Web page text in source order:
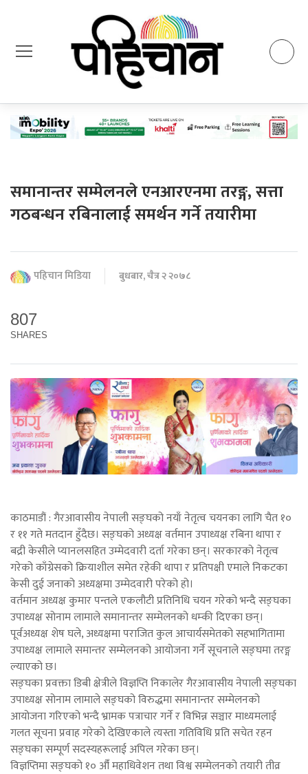
समानान्तर सम्मेलनले एनआरएनमा तरङ्ग, सत्ता
गठबन्धन रबिनालाई समर्थन गर्ने तयारीमा
पहिचान मिडिया बुधबार, चैत्र २ २०७८
807
SHARES
काठमाडौं : गैरआवासीय नेपाली सङ्घको नयाँ नेतृत्व चयनका लागि चैत १०
र ११ गते मतदान हुँदैछ। सङ्घको अध्यक्ष वर्तमान उपाध्यक्ष रबिना थापा र
बद्री केसीले प्यानलसहित उम्मेदवारी दर्ता गरेका छन्। सरकारको नेतृत्व
गरेको काँग्रेसको क्रियाशील समेत रहेकी थापा र प्रतिपक्षी एमाले निकटका
केसी दुई जनाको अध्यक्षमा उम्मेदवारी परेको हो।
वर्तमान अध्यक्ष कुमार पन्तले एकलौटी प्रतिनिधि चयन गरेको भन्दै सङ्घका
उपाध्यक्ष सोनाम लामाले समानान्तर सम्मेलनको धम्की दिएका छन्।
पूर्वअध्यक्ष शेष घले, अध्यक्षमा पराजित कुल आचार्यसमेतको सहभागितामा
उपाध्यक्ष लामाले समान्तर सम्मेलनको आयोजना गर्ने सूचनाले सङ्घमा तरङ्ग
ल्याएको छ।
सङ्घका प्रवक्ता डिबी क्षेत्रीले विज्ञप्ति निकालेर गैरआवासीय नेपाली सङ्घका
उपाध्यक्ष सोनाम लामाले सङ्घको विरुद्धमा समानान्तर सम्मेलनको
आयोजना गरिएको भन्दै भ्रामक पत्राचार गर्ने र विभिन्न सञ्चार माध्यमलाई
गलत सूचना प्रवाह गरेको देखिएकाले त्यस्ता गतिविधि प्रति सचेत रहन
सङ्घका सम्पूर्ण सदस्यहरूलाई अपिल गरेका छन्।
विज्ञप्तिमा सङ्घको १० औँ महाधिवेशन तथा विश्व सम्मेलनको तयारी तीव्र